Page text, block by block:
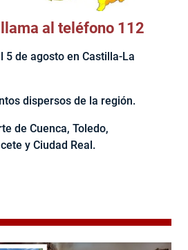
al teléfono 112
5 de agosto en Castilla-La
dispersos de la región.
de Cuenca, Toledo,
y Ciudad Real.